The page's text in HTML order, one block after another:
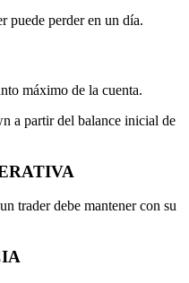
puede perder en un día.
máximo de la cuenta.
a partir del balance inicial de
trader debe mantener con su